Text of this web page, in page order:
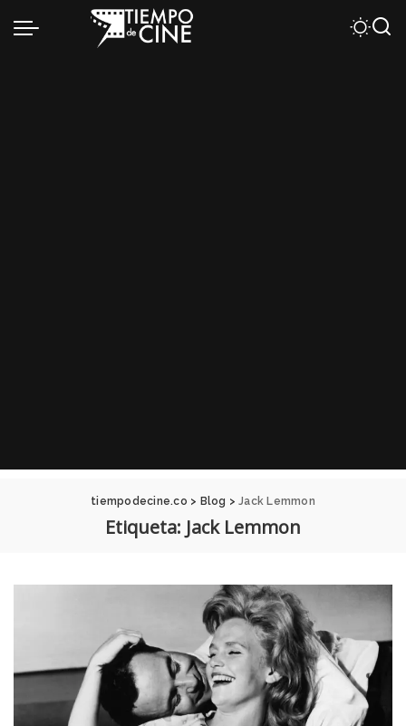
tiempodecine.co > Blog >Jack Lemmon
Etiqueta: Jack Lemmon